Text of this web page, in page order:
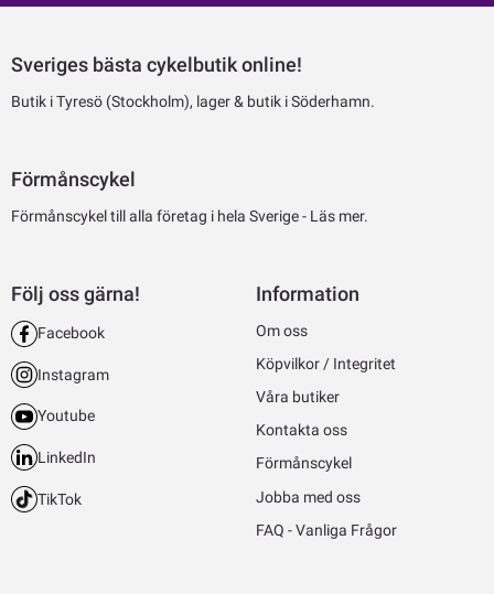
Sveriges bästa cykelbutik online!
Butik i Tyresö (Stockholm), lager & butik i Söderhamn.
Förmånscykel
Förmånscykel till alla företag i hela Sverige - Läs mer.
Följ oss gärna!
Facebook
Instagram
Youtube
LinkedIn
TikTok
Information
Om oss
Köpvilkor / Integritet
Våra butiker
Kontakta oss
Förmånscykel
Jobba med oss
FAQ - Vanliga Frågor